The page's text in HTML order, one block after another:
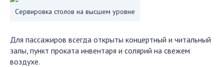
Сервировка столов на высшем уровне
Для пассажиров всегда открыты концертный и читальный
залы, пункт проката инвентаря и солярий на свежем
воздухе.